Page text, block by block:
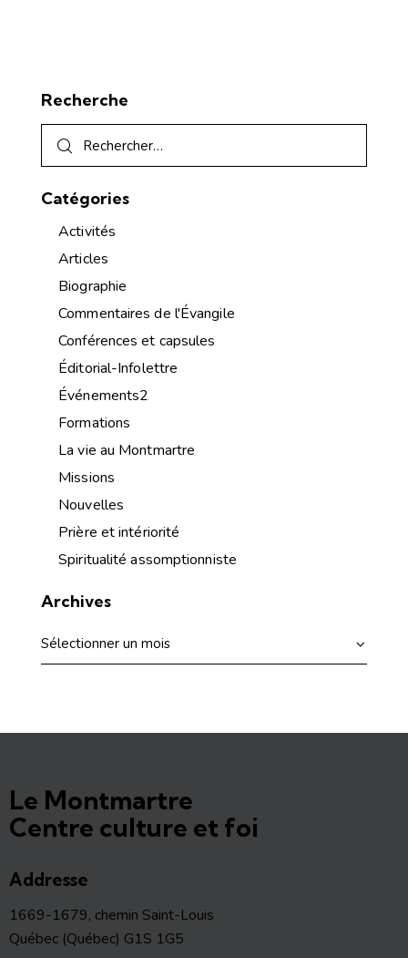
Recherche
Catégories
Activités
Articles
Biographie
Commentaires de l'Évangile
Conférences et capsules
Éditorial-Infolettre
Événements2
Formations
La vie au Montmartre
Missions
Nouvelles
Prière et intériorité
Spiritualité assomptionniste
Archives
Le Montmartre
Centre culture et foi
Addresse
1669-1679, chemin Saint-Louis
Québec (Québec) G1S 1G5